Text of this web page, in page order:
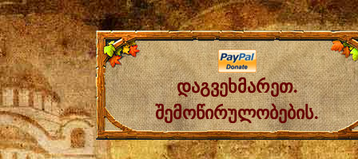
დაგვეხმარეთ.
შემოწირულობების.